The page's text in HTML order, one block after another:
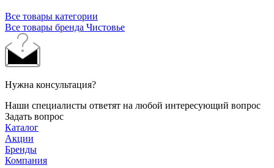
Все товары категории
Все товары бренда Чистовье
Нужна консультация?
Наши специалисты ответят на любой интересующий вопрос
Задать вопрос
Каталог
Акции
Бренды
Компания